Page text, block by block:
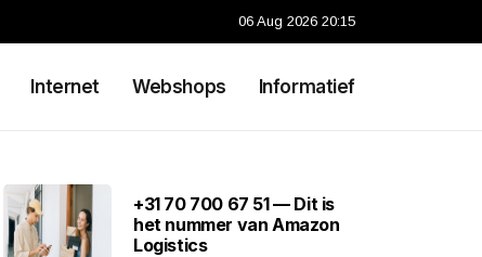
06 Aug 2026 20:15
Internet Webshops Informatief
+31 70 700 67 51 — Dit is
het nummer van Amazon
Logistics